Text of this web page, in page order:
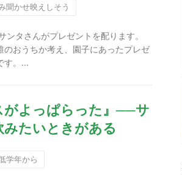
聞かせ映えしそう
タさんがプレゼントを配ります。
のおうちか考え、園子にあったプレゼ
す。...
がよっぱらった』──サ
たいときがある
学年から